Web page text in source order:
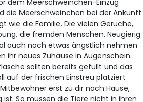
dem Meerschweinchen-Einzug
die Meerschweinchen bei der Ankunft
wie die Familie. Die vielen Gerüche,
die fremden Menschen. Neugierig
auch noch etwas ängstlich nehmen
ihr neues Zuhause in Augenschein.
sollten bereits gefüllt und das
auf der frischen Einstreu platziert
erst zu dir nach Hause,
So müssen die Tiere nicht in ihren